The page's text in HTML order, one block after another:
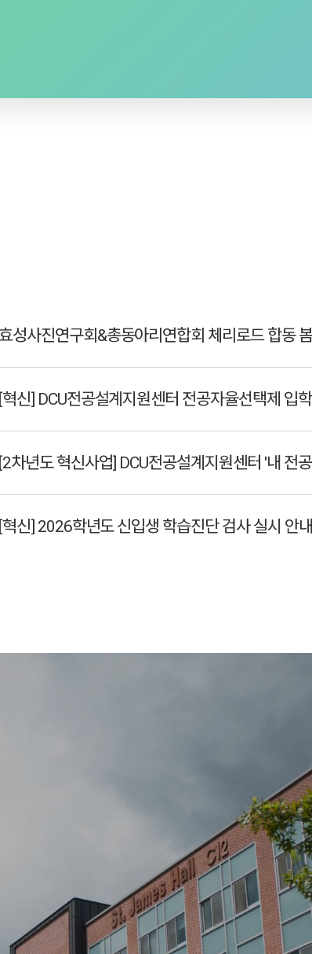
[혁신] 2026학년도 신입생 학습진단 검사 실시 안내